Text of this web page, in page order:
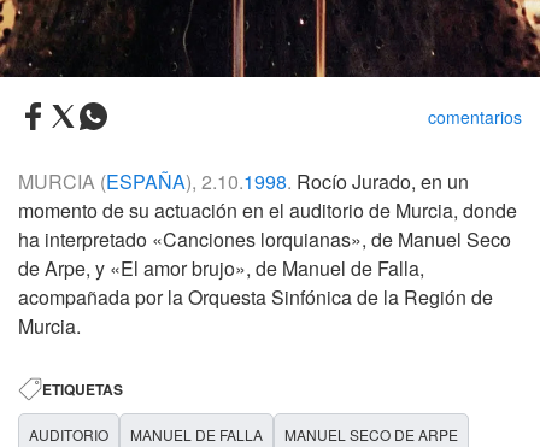
comentarios
MURCIA (ESPAÑA), 2.10.1998. Rocío Jurado, en un
momento de su actuación en el auditorio de Murcia, donde
ha interpretado «Canciones lorquianas», de Manuel Seco
de Arpe, y «El amor brujo», de Manuel de Falla,
acompañada por la Orquesta Sinfónica de la Región de
Murcia.
ETIQUETAS
AUDITORIO MANUEL DE FALLA MANUEL SECO DE ARPE